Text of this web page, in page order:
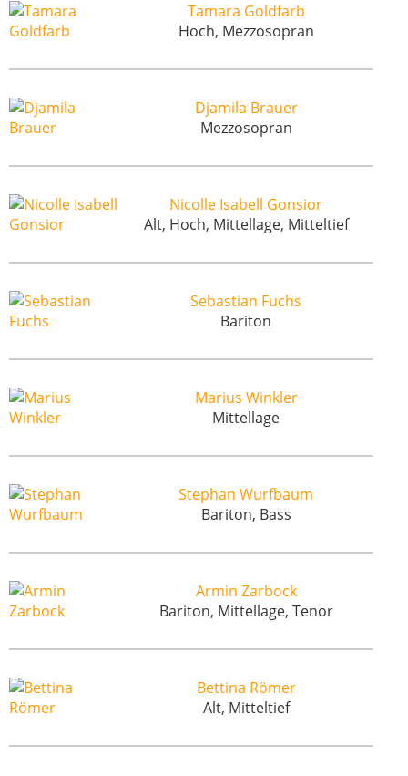
Tamara Goldfarb
Hoch, Mezzosopran
Djamila Brauer
Mezzosopran
Nicolle Isabell Gonsior
Alt, Hoch, Mittellage, Mitteltief
Sebastian Fuchs
Bariton
Marius Winkler
Mittellage
Stephan Wurfbaum
Bariton, Bass
Armin Zarbock
Bariton, Mittellage, Tenor
Bettina Römer
Alt, Mitteltief